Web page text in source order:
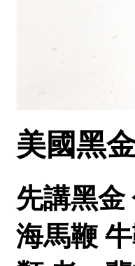
美國黑
先講黑金
海馬鞭